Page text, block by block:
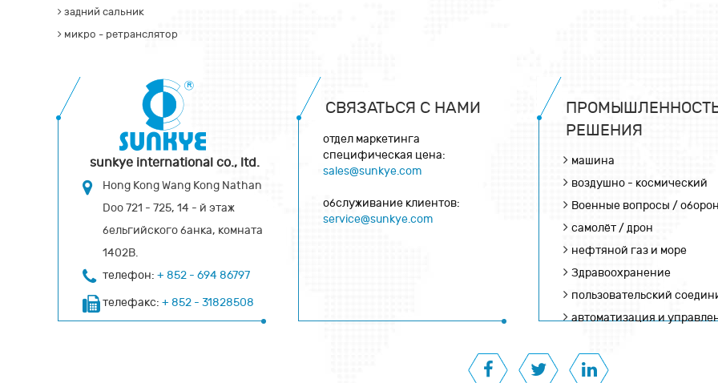
задний сальник
микро - ретранслятор
sunkye international co., ltd.
Hong Kong Wang Kong Nathan
Doo 721 - 725, 14 - й этаж
бельгийского банка, комната
1402B.
телефон: + 852 - 694 86797
телефакс: + 852 - 31828508
СВЯЗАТЬСЯ С НАМИ
отдел маркетинга
специфическая цена:
sales@sunkye.com
обслуживание клиентов:
service@sunkye.com
РЕШЕНИЯ
машина
воздушно - космический
Военные вопросы /
самолёт / дрон
нефтяной газ и море
Здравоохранение
пользовательский
автоматизация и